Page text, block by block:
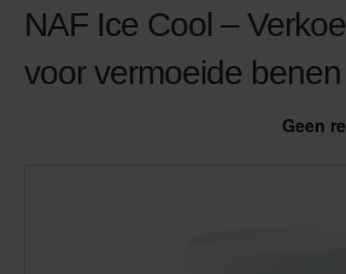
NAF Ice Cool –
voor vermoeide